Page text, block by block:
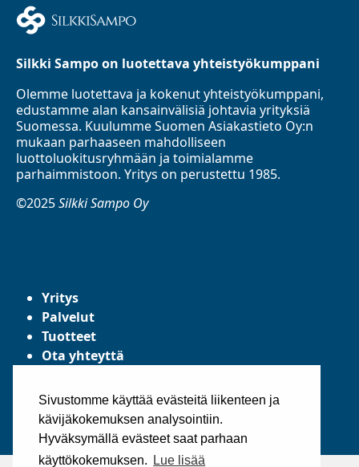
Sivustomme käyttää evästeitä liikenteen ja
kävijäkokemuksen analysointiin.
Hyväksymällä evästeet saat parhaan
käyttökokemuksen.
Lue lisää
Silkki Sampo on luotettava yhteistyökumppani
Olemme luotettava ja kokenut yhteistyökumppani,
edustamme alan kansainvälisiä johtavia yrityksiä
Suomessa. Kuulumme Suomen Asiakastieto Oy:n
mukaan parhaaseen mahdolliseen
luottoluokitusryhmään ja toimialamme
parhaimmistoon. Yritys on perustettu 1985.
©2025Silkki Sampo Oy
Yritys
Palvelut
Tuotteet
Ota yhteyttä
Yleiset toimitusehdot